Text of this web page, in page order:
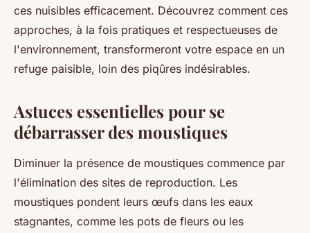
ces nuisibles efficacement. Découvrez comment ces
approches, à la fois pratiques et respectueuses de
l'environnement, transformeront votre espace en un
refuge paisible, loin des piqûres indésirables.
Astuces essentielles pour se
débarrasser des moustiques
Diminuer la présence de moustiques commence par
l'élimination des sites de reproduction. Les
moustiques pondent leurs œufs dans les eaux
stagnantes, comme les pots de fleurs ou les